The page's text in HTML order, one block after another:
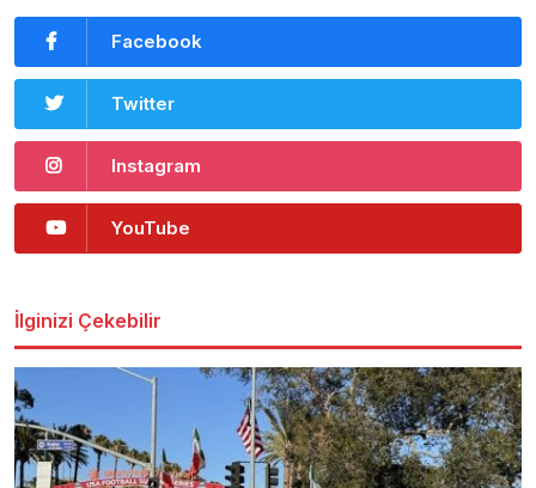
Facebook
Twitter
Instagram
YouTube
İlginizi Çekebilir